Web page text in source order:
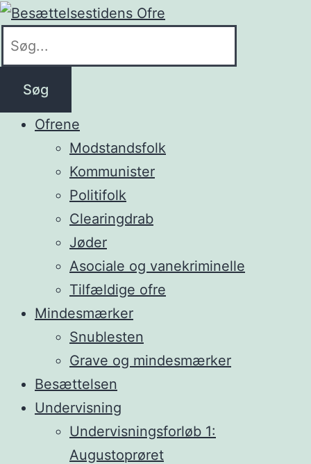
Søg
Ofrene
Modstandsfolk
Kommunister
Politifolk
Clearingdrab
Jøder
Asociale og vanekriminelle
Tilfældige ofre
Mindesmærker
Snublesten
Grave og mindesmærker
Besættelsen
Undervisning
Undervisningsforløb 1:
Augustoprøret